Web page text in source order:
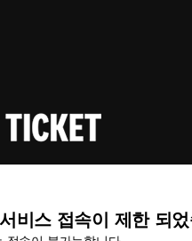
비스 접속이 제한 되